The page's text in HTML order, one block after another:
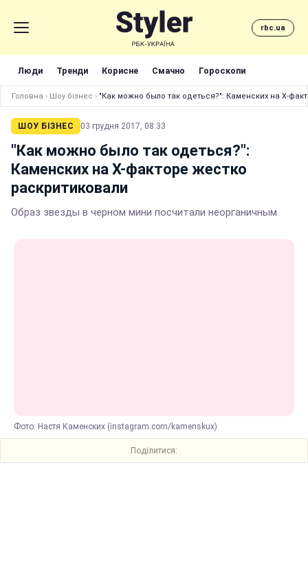
rbc.ua
Люди Тренди Корисне Смачно Гороскопи
Головна › Шоу бізнес › "Как можно было так одеться?": Каменских на Х-
ШОУ БІЗНЕС 03 грудня 2017, 08:33
"Как можно было так одеться?":
Каменских на Х-факторе жестко
раскритиковали
Образ звезды в черном мини посчитали неорганичным
Фото: Настя Каменских (instagram.com/kamenskux)
Поділитися: